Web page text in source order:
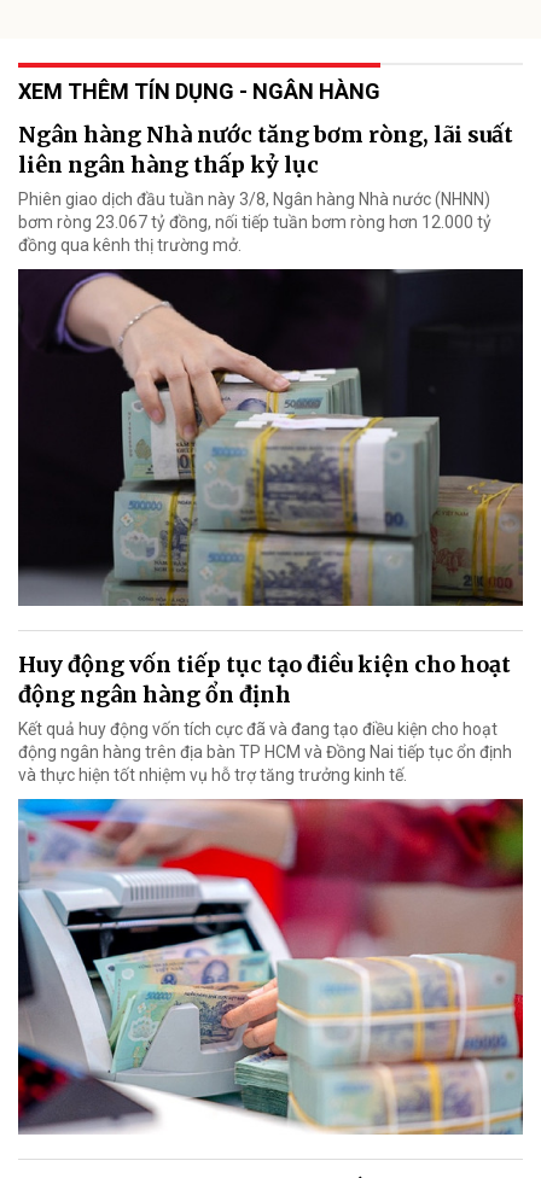
XEM THÊM TÍN DỤNG - NGÂN HÀNG
Ngân hàng Nhà nước tăng bơm ròng, lãi suất
liên ngân hàng thấp kỷ lục
Phiên giao dịch đầu tuần này 3/8, Ngân hàng Nhà nước (NHNN)
bơm ròng 23.067 tỷ đồng, nối tiếp tuần bơm ròng hơn 12.000 tỷ
đồng qua kênh thị trường mở.
Huy động vốn tiếp tục tạo điều kiện cho hoạt
động ngân hàng ổn định
Kết quả huy động vốn tích cực đã và đang tạo điều kiện cho hoạt
động ngân hàng trên địa bàn TP HCM và Đồng Nai tiếp tục ổn định
và thực hiện tốt nhiệm vụ hỗ trợ tăng trưởng kinh tế.